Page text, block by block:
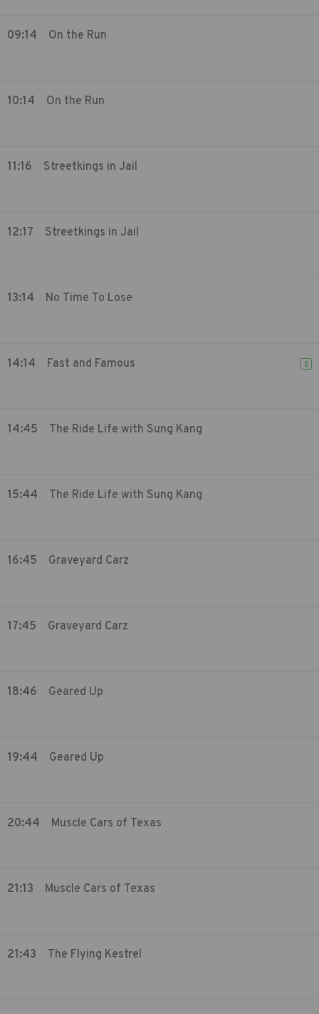
09:14 On the Run
10:14 On the Run
11:16 Streetkings in Jail
12:17 Streetkings in Jail
13:14 No Time To Lose
14:14 Fast and Famous S
14:45 The Ride Life with Sung Kang
15:44 The Ride Life with Sung Kang
16:45 Graveyard Carz
17:45 Graveyard Carz
18:46 Geared Up
19:44 Geared Up
20:44 Muscle Cars of Texas
21:13 Muscle Cars of Texas
21:43 The Flying Kestrel